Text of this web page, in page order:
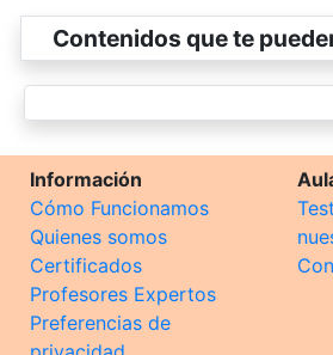
Contenidos que te
Información
Cómo Funcionamos
Quienes somos
Certificados
Profesores Expertos
Preferencias de